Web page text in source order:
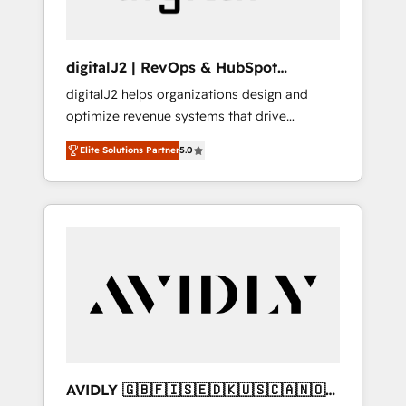
digitalJ2 | RevOps & HubSpot
Implementations
digitalJ2 helps organizations design and
optimize revenue systems that drive
scalable, predictable growth. As a triple-
accredited HubSpot Solutions Partner, we
specialize in both strategic RevOps planning
and hands-on technical execution - building
Services - Managed IT (MSP) - Franchises -
Professional Services - And more! How we
Custom integrations and workflow
Elite Solutions Partner5.0
AVIDLY 🇬🇧🇫🇮🇸🇪🇩🇰🇺🇸🇨🇦🇳🇴